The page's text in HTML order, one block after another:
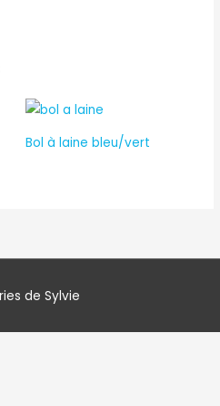
Bol à laine bleu/vert
de Sylvie